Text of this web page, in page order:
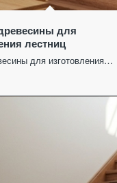
для
лестниц
для изготовления…